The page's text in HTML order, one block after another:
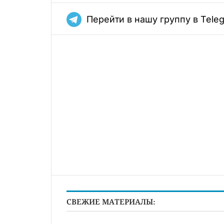
Перейти в нашу группу в
СВЕЖИЕ МАТЕРИАЛЫ: